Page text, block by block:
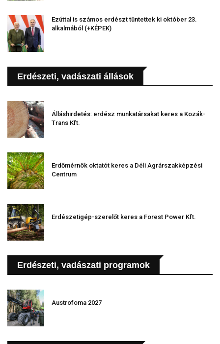
Ezúttal is számos erdészt tüntettek ki október 23.
alkalmából (+KÉPEK)
Erdészeti, vadászati állások
Álláshirdetés: erdész munkatársakat keres a Kozák-
Trans Kft.
Erdőmérnök oktatót keres a Déli Agrárszakképzési
Centrum
Erdészetigép-szerelőt keres a Forest Power Kft.
Erdészeti, vadászati programok
Austrofoma 2027